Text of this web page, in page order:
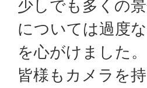
少しでも多くの
については過度
を心がけました。
皆様もカメラを